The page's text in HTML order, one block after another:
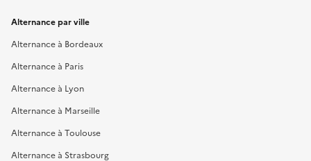
Alternance par ville
Alternance à Bordeaux
Alternance à Paris
Alternance à Lyon
Alternance à Marseille
Alternance à Toulouse
Alternance à Strasbourg